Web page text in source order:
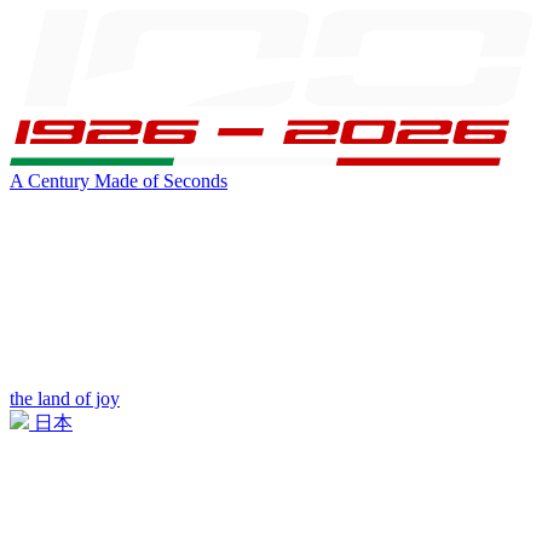
A Century Made of Seconds
the land of joy
日本